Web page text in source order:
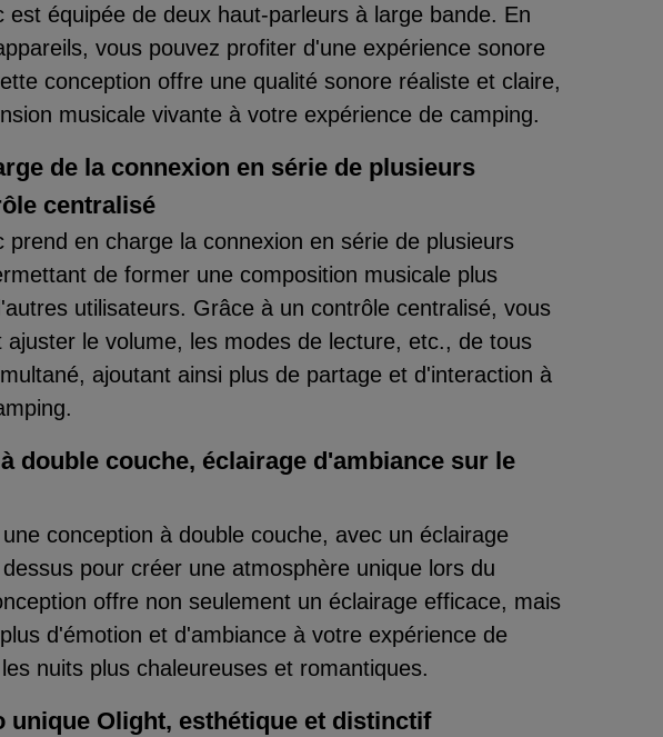
est équipée de deux haut-parleurs à large bande. En
vous pouvez profiter d'une expérience sonore
conception offre une qualité sonore réaliste et claire,
musicale vivante à votre expérience de camping.
de la connexion en série de plusieurs
centralisé
prend en charge la connexion en série de plusieurs
de former une composition musicale plus
utilisateurs. Grâce à un contrôle centralisé, vous
ajuster le volume, les modes de lecture, etc., de tous
ajoutant ainsi plus de partage et d'interaction à
double couche, éclairage d'ambiance sur le
conception à double couche, avec un éclairage
pour créer une atmosphère unique lors du
offre non seulement un éclairage efficace, mais
d'émotion et d'ambiance à votre expérience de
nuits plus chaleureuses et romantiques.
unique Olight, esthétique et distinctif